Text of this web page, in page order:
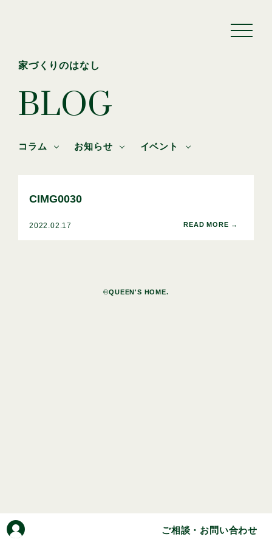
ご相談・お問い合わせ
家づくりのはなし
BLOG
コラム お知らせ イベント
CIMG0030
2022.02.17
©QUEEN'S HOME.